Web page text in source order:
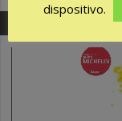
dispositivo.